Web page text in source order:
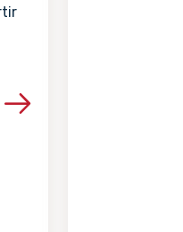
la ressource